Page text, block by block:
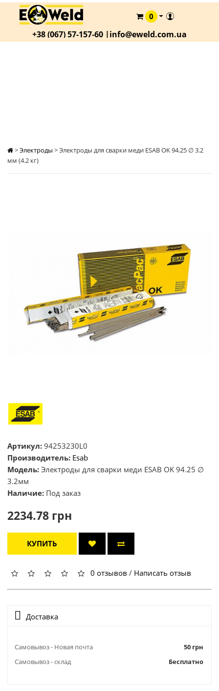
КАТАЛОГ
О
0
+38 (067) 57-157-60 |info@eweld.com.ua
>Электроды >Электроды для сварки меди ESAB OK 94.25 ∅ 3.2
мм (4.2 кг)
Артикул: 94253230L0
Производитель: Esab
Модель: Электроды для сварки меди ESAB OK 94.25 ∅
3.2мм
Наличие: Под заказ
2234.78 грн
КУПИТЬ
0 отзывов / Написать отзыв
Доставка
Самовывоз - Новая почта
50 грн
Самовывоз - склад
Бесплатно